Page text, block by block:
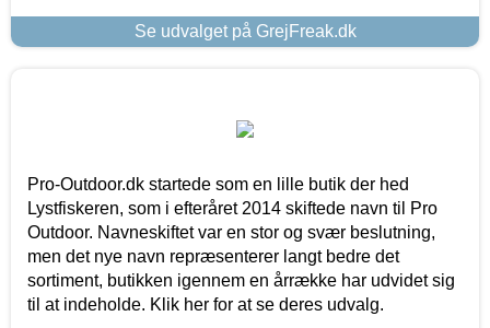
Se udvalget på GrejFreak.dk
Pro-Outdoor.dk startede som en lille butik der hed
Lystfiskeren, som i efteråret 2014 skiftede navn til Pro
Outdoor. Navneskiftet var en stor og svær beslutning,
men det nye navn repræsenterer langt bedre det
sortiment, butikken igennem en årrække har udvidet sig
til at indeholde. Klik her for at se deres udvalg.